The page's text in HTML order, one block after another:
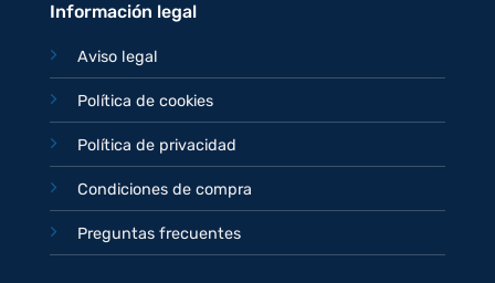
Información legal
Aviso legal
Política de cookies
Política de privacidad
Condiciones de compra
Preguntas frecuentes